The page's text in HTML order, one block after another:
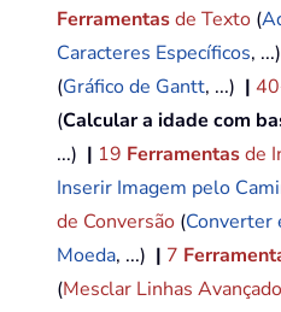
Ferramentasde Texto (
Caracteres Específicos, ...)
(Gráfico de Gantt, ...) |
(Calcular a idade com
...) | 19 Ferramentasde
Inserir Imagem pelo
de Conversão (Converter
Moeda, ...) | 7
(Mesclar Linhas Avançado